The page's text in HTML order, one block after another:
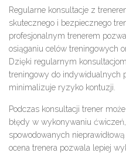
Regularne konsultacje z
skutecznego i bezpiecznego
profesjonalnym trenerem
osiąganiu celów treningowych
Dzięki regularnym
treningowy do indywidualnych
minimalizuje ryzyko kontuzji.
Podczas konsultacji trener
błędy w wykonywaniu
spowodowanych
ocena trenera pozwala lepiej